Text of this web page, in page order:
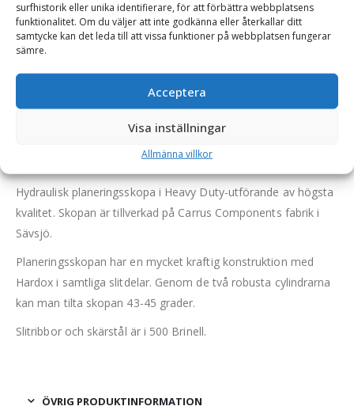
surfhistorik eller unika identifierare, för att förbättra webbplatsens
funktionalitet. Om du väljer att inte godkänna eller återkallar ditt
samtycke kan det leda till att vissa funktioner på webbplatsen fungerar
sämre.
Acceptera
Visa inställningar
Allmänna villkor
Se alla produkter inom samma kategori
Hydrauliska Planeringsskopor
3000 liter, bredd 2700 mm
Hydraulisk planeringsskopa i Heavy Duty-utförande av högsta
kvalitet. Skopan är tillverkad på Carrus Components fabrik i
Sävsjö.
Planeringsskopan har en mycket kraftig konstruktion med
Hardox i samtliga slitdelar. Genom de två robusta cylindrarna
kan man tilta skopan 43-45 grader.
Slitribbor och skärstål är i 500 Brinell.
ÖVRIG PRODUKTINFORMATION